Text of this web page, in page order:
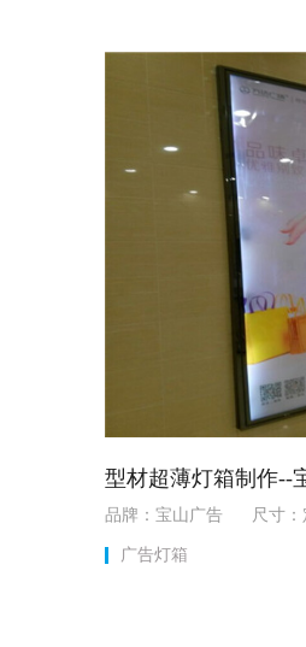
型材超薄灯箱制作--
品牌：宝山广告 尺寸
广告灯箱